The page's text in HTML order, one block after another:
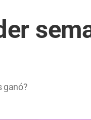
ganó?